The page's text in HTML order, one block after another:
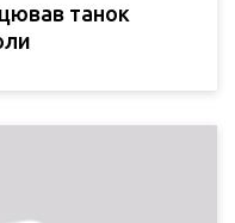
танок